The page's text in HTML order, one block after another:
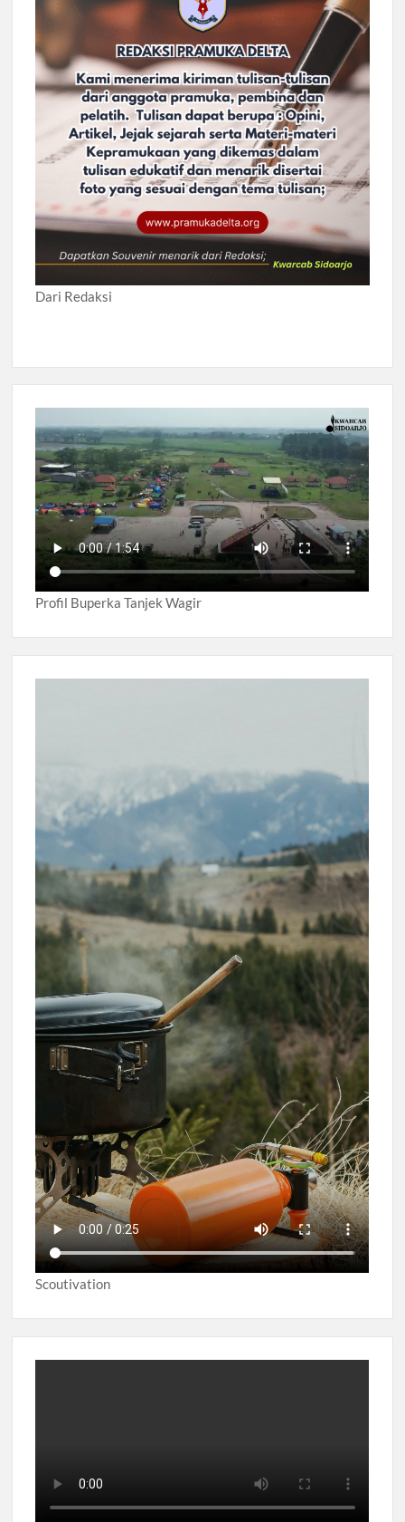
Dari Redaksi
Profil Buperka Tanjek Wagir
Scoutivation